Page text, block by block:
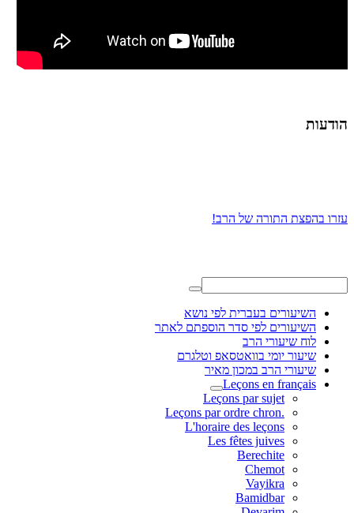
הודעות
עזרו בהפצת התורה של הרב!
השיעורים בעברית לפי נושא
השיעורים לפי סדר הוספתם לאתר
לוח שיעורי הרב
שיעור יומי בוואטסאפ וטלגרם
שיעורי הרב במכון מאיר
Leçons en français
Leçons par sujet
.Leçons par ordre chron
L'horaire des leçons
Les fêtes juives
Berechite
Chemot
Vayikra
Bamidbar